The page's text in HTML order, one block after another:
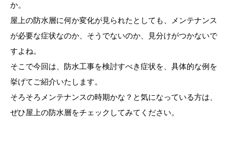
か。
屋上の防水層に何か変化が見られたとしても、メンテナンス
が必要な症状なのか、そうでないのか、見分けがつかないで
すよね。
そこで今回は、防水工事を検討すべき症状を、具体的な例を
挙げてご紹介いたします。
そろそろメンテナンスの時期かな？と気になっている方は、
ぜひ屋上の防水層をチェックしてみてください。